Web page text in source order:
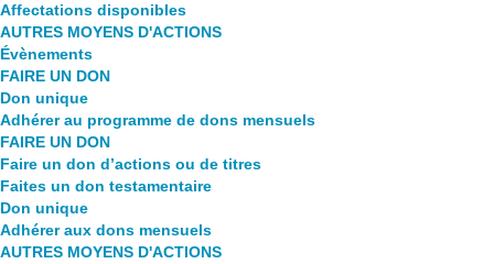
Affectations disponibles
AUTRES MOYENS D'ACTIONS
Évènements
FAIRE UN DON
Don unique
Adhérer au programme de dons mensuels
FAIRE UN DON
Faire un don d’actions ou de titres
Faites un don testamentaire
Don unique
Adhérer aux dons mensuels
AUTRES MOYENS D'ACTIONS